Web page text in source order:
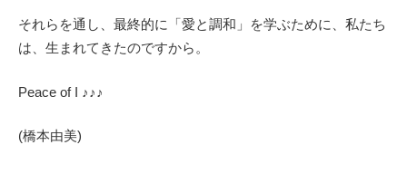
それらを通し、最終的に「愛と調和」を学ぶために、私たち
は、生まれてきたのですから。
Peace of I ♪♪♪
(橋本由美)